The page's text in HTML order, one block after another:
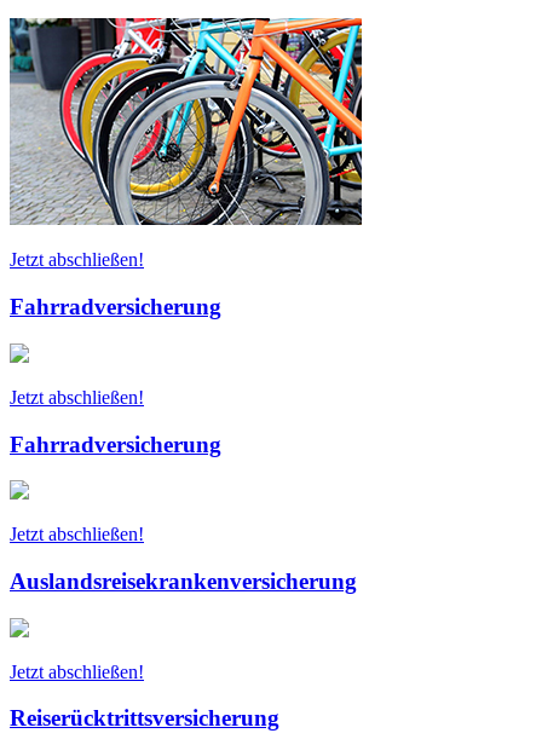
Jetzt abschließen!
Fahrradversicherung
Jetzt abschließen!
Fahrradversicherung
Jetzt abschließen!
Auslandsreisekrankenversicherung
Jetzt abschließen!
Reiserücktrittsversicherung